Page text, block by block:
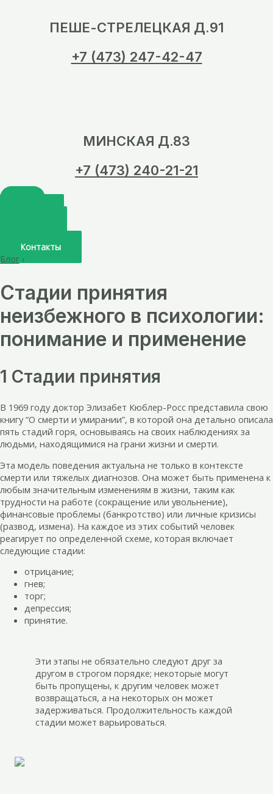
ПЕШЕ-СТРЕЛЕЦКАЯ Д.91
+7 (473) 247-42-47
МИНСКАЯ Д.83
+7 (473) 240-21-21
Контакты
Блог ›
Стадии принятия
неизбежного в психологии:
понимание и применение
1 Стадии принятия
В 1969 году доктор Элизабет Кюблер-Росс представила свою
книгу “О смерти и умирании”, в которой она детально описала
пять стадий горя, основываясь на своих наблюдениях за
людьми, находящимися на грани жизни и смерти.
Эта модель поведения актуальна не только в контексте
смерти или тяжелых диагнозов. Она может быть применена к
любым значительным изменениям в жизни, таким как
трудности на работе (сокращение или увольнение),
финансовые проблемы (банкротство) или личные кризисы
(развод, измена). На каждое из этих событий человек
реагирует по определенной схеме, которая включает
следующие стадии:
отрицание;
гнев;
торг;
депрессия;
принятие.
Эти этапы не обязательно следуют друг за
другом в строгом порядке; некоторые могут
быть пропущены, к другим человек может
возвращаться, а на некоторых он может
задерживаться. Продолжительность каждой
стадии может варьироваться.